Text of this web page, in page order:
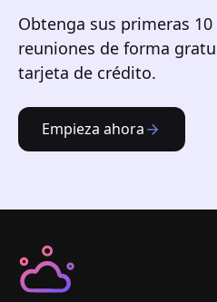
Obtenga sus primeras
reuniones de forma
tarjeta de crédito.
Empieza ahora